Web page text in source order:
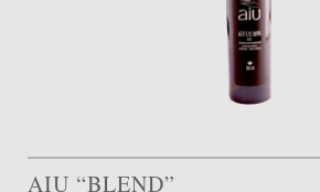
AIU “BLEND”